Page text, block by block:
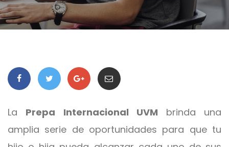
La Prepa Internacional UVM brinda una
amplia serie de oportunidades para que tu